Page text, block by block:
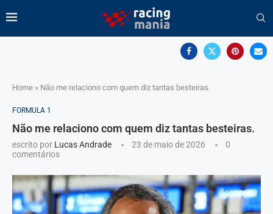
Home » Não me relaciono com quem diz tantas besteiras.
FORMULA 1
Não me relaciono com quem diz tantas besteiras.
escrito por Lucas Andrade 23 de maio de 2026
0
comentários